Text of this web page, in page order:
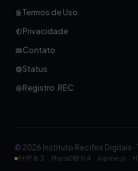
Termos de Uso
Privacidade
Contato
Status
Registro .REC
© 2026 Instituto Recifes Digitais
PHP 8.3 · MariaDB 11.4 · Alpine.js ·